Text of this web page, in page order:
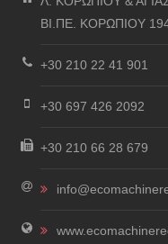
ΒΙ.ΠΕ. ΚΟΡΩΠΙΟΥ
+30 210 22 41 901
+30 697 426 2092
+30 210 66 28 679